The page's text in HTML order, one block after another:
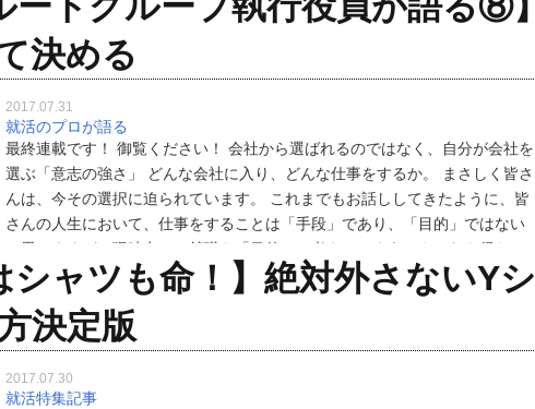
決める
2017.07.31
就活のプロが語る
最終連載です！ 御覧ください！ 会社から選ばれるのではなく、自分が会社を
選ぶ「意志の強さ」 どんな会社に入り、どんな仕事をするか。 まさしく皆さ
んは、今その選択に迫られています。 これまでもお話ししてきたように、皆
さんの人生において、仕事をすることは「手段」であり、「目的」ではない
と思いますが、現時点で、就職を「目的」と考えてしまうのもやむを得ない
一面もあると思います。 この会…
シャツも命！】絶対外さないYシ
決定版
2017.07.30
就活特集記事